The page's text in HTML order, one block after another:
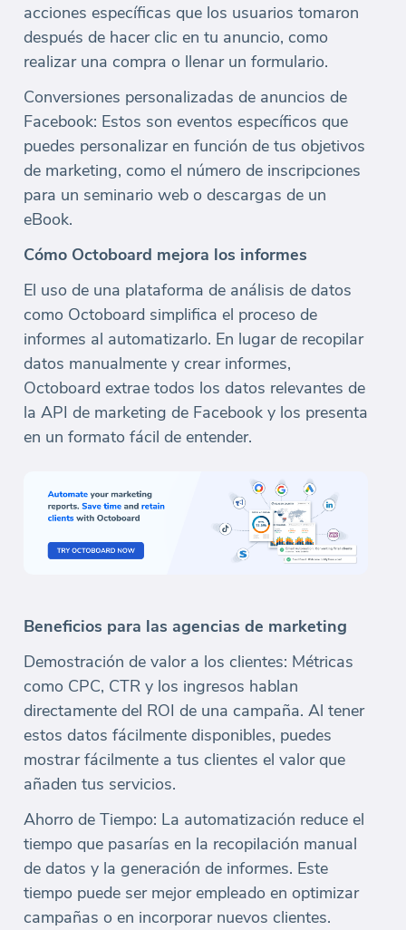
acciones específicas que los usuarios tomaron
después de hacer clic en tu anuncio, como
realizar una compra o llenar un formulario.
Conversiones personalizadas de anuncios de
Facebook: Estos son eventos específicos que
puedes personalizar en función de tus objetivos
de marketing, como el número de inscripciones
para un seminario web o descargas de un
eBook.
Cómo Octoboard mejora los informes
El uso de una plataforma de análisis de datos
como Octoboard simplifica el proceso de
informes al automatizarlo. En lugar de recopilar
datos manualmente y crear informes,
Octoboard extrae todos los datos relevantes de
la API de marketing de Facebook y los presenta
en un formato fácil de entender.
Beneficios para las agencias de marketing
Demostración de valor a los clientes: Métricas
como CPC, CTR y los ingresos hablan
directamente del ROI de una campaña. Al tener
estos datos fácilmente disponibles, puedes
mostrar fácilmente a tus clientes el valor que
añaden tus servicios.
Ahorro de Tiempo: La automatización reduce el
tiempo que pasarías en la recopilación manual
de datos y la generación de informes. Este
tiempo puede ser mejor empleado en optimizar
campañas o en incorporar nuevos clientes.